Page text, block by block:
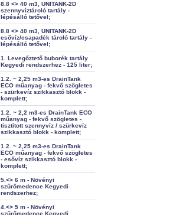
8.8 <> 40 m3, UNITANK-2D
szennyvíztároló tartály -
lépésálló tetővel;
8.8 <> 40 m3, UNITANK-2D
esővíz/csapadék tároló tartály -
lépésálló tetővel;
1. Levegőztető buborék tartály
Kegyedi rendszerhez - 125 liter;
1.2. ~ 2,25 m3-es DrainTank
ECO műanyag - fekvő szögletes
- szürkevíz szikkasztó blokk -
komplett;
1.2. ~ 2,2 m3-es DrainTank ECO
műanyag - fekvő szögletes -
tisztított szennyvíz / szürkevíz
szikkasztó blokk - komplett;
1.2. ~ 2,25 m3-es DrainTank
ECO műanyag - fekvő szögletes
- esővíz szikkasztó blokk -
komplett;
5.<> 6 m - Növényi
szűrőmedence Kegyedi
rendszerhez;
4.<> 5 m - Növényi